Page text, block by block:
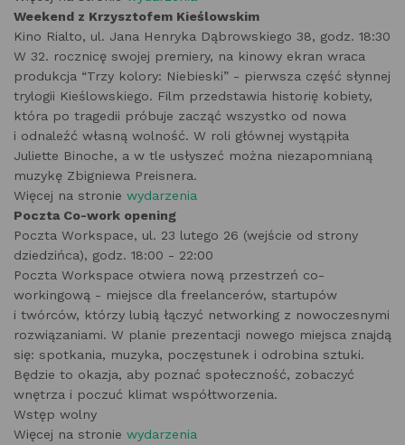
Weekend z Krzysztofem Kieślowskim
Kino Rialto, ul. Jana Henryka Dąbrowskiego 38, godz. 18:30
W 32. rocznicę swojej premiery, na kinowy ekran wraca
produkcja “Trzy kolory: Niebieski” - pierwsza część słynnej
trylogii Kieślowskiego. Film przedstawia historię kobiety,
która po tragedii próbuje zacząć wszystko od nowa
i odnaleźć własną wolność. W roli głównej wystąpiła
Juliette Binoche, a w tle usłyszeć można niezapomnianą
muzykę Zbigniewa Preisnera.
Więcej na stronie wydarzenia
Poczta Co-work opening
Poczta Workspace, ul. 23 lutego 26 (wejście od strony
dziedzińca), godz. 18:00 - 22:00
Poczta Workspace otwiera nową przestrzeń co-
workingową - miejsce dla freelancerów, startupów
i twórców, którzy lubią łączyć networking z nowoczesnymi
rozwiązaniami. W planie prezentacji nowego miejsca znajdą
się: spotkania, muzyka, poczęstunek i odrobina sztuki.
Będzie to okazja, aby poznać społeczność, zobaczyć
wnętrza i poczuć klimat współtworzenia.
Wstęp wolny
Więcej na stronie wydarzenia